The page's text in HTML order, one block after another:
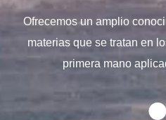
Ofrecemos un amplio
materias que se tratan en
primera mano